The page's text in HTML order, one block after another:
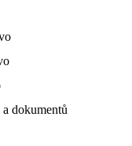
dokumentů